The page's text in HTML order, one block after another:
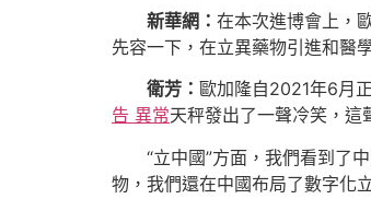
新華網： 在本次進博會上，
先容一下，在立異藥物引進和醫
衛芳： 歐加隆自2021年6月
告 異常天秤發出了一聲冷笑，這
“立中國”方面，我們看到了
物，我們還在中國布局了數字化